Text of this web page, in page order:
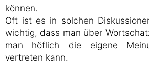
können.
Oft ist es in solchen
wichtig, dass man über
man höflich die eigene
vertreten kann.